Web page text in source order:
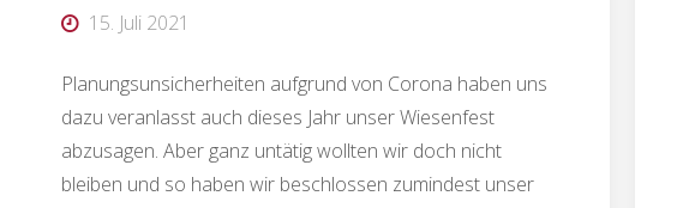
15. Juli 2021
Planungsunsicherheiten aufgrund von Corona haben uns
dazu veranlasst auch dieses Jahr unser Wiesenfest
abzusagen. Aber ganz untätig wollten wir doch nicht
bleiben und so haben wir beschlossen zumindest unser